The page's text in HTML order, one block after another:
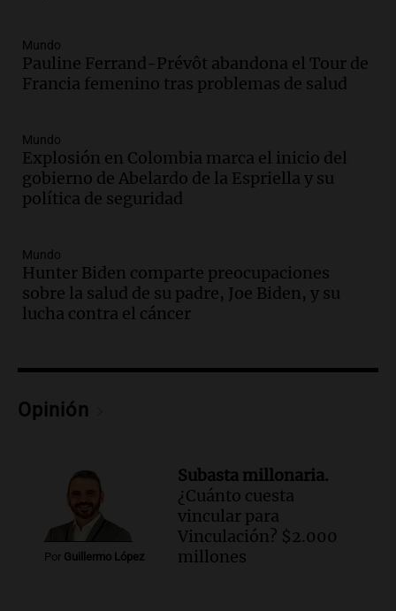
todos tenían algo que ver"
Una mañana para todos
Episodios
conviene priorizar
Una mañana para todos
Episodios
Episodios
Audio.Mateo, a los 25 años, lucha
para poder seguir viviend
Episodios
en CABA
Una mañana para todos
Episodios
Audio.
Altas Cumbres: rescataron a una
cabra que llevaba ocho días atrapada en
Mundo
Pauline Ferrand-Prévôt abandona el Tour de
Francia femenino tras problemas de salud
Mundo
Explosión en Colombia marca el inicio del
gobierno de Abelardo de la Espriella y su
política de seguridad
Mundo
Hunter Biden comparte preocupaciones
sobre la salud de su padre, Joe Biden, y su
lucha contra el cáncer
Opinión
Por Guillermo López
Subasta millonaria.
¿Cuánto cuesta
vincular para
Vinculación? $2.000
millones